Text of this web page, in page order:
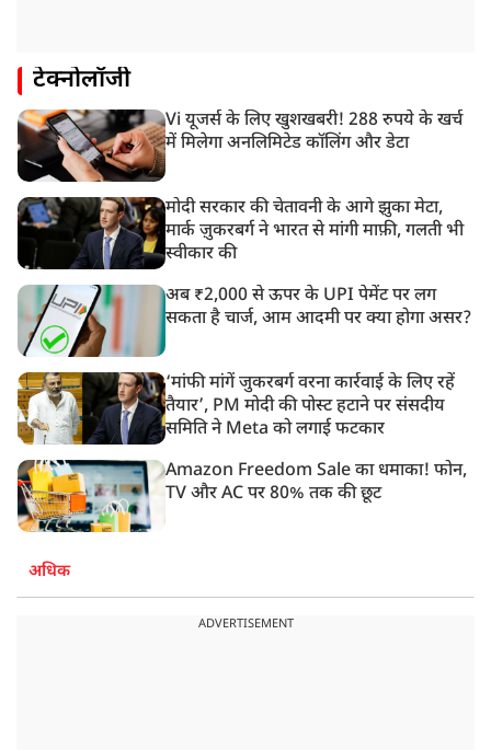
टेक्नोलॉजी
Vi यूजर्स के लिए खुशखबरी! 288 रुपये के खर्च
में मिलेगा अनलिमिटेड कॉलिंग और डेटा
मोदी सरकार की चेतावनी के आगे झुका मेटा,
मार्क ज़ुकरबर्ग ने भारत से मांगी माफ़ी, गलती भी
स्वीकार की
अब ₹2,000 से ऊपर के UPI पेमेंट पर लग
सकता है चार्ज, आम आदमी पर क्या होगा असर?
‘मांफी मांगें जुकरबर्ग वरना कार्रवाई के लिए रहें
तैयार’, PM मोदी की पोस्ट हटाने पर संसदीय
समिति ने Meta को लगाई फटकार
Amazon Freedom Sale का धमाका! फोन,
TV और AC पर 80% तक की छूट
अधिक
ADVERTISEMENT